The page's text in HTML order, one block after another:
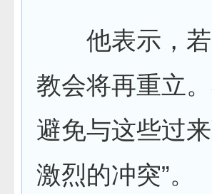
他表示，若
教会将再重立
避免与这些过
激烈的冲突”。